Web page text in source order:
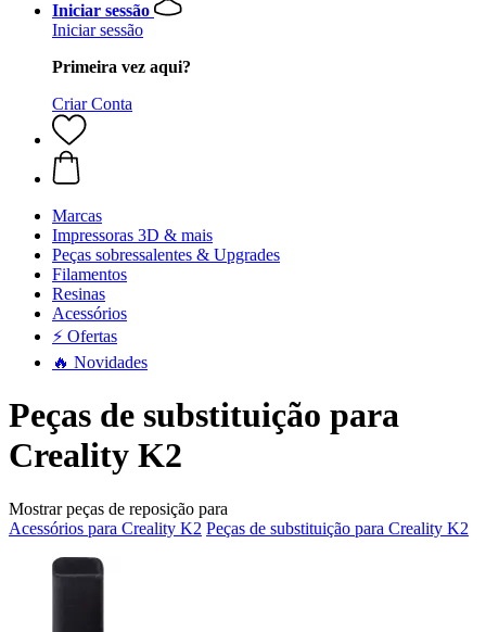
Iniciar sessão
Iniciar sessão
Primeira vez aqui?
Criar Conta
Marcas
Impressoras 3D & mais
Peças sobressalentes & Upgrades
Filamentos
Resinas
Acessórios
⚡ Ofertas
🔥 Novidades
Peças de substituição para
Creality K2
Mostrar peças de reposição para
Acessórios para Creality K2 Peças de substituição para Creality K2